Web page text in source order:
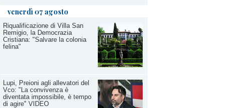
venerdì 07 agosto
Riqualificazione di Villa San
Remigio, la Democrazia
Cristiana: "Salvare la colonia
felina"
Lupi, Preioni agli allevatori del
Vco: "La convivenza è
diventata impossibile, è tempo
di agire" VIDEO